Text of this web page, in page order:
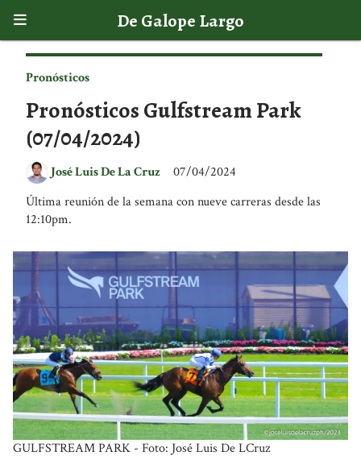
De Galope Largo
Pronósticos Gulfstream Park
(07/04/2024)
Última reunión de la semana con nueve carreras desde las
12:10pm.
Pronósticos
07/04/2024
José Luis De La Cruz
GULFSTREAM PARK - Foto: José Luis De LCruz